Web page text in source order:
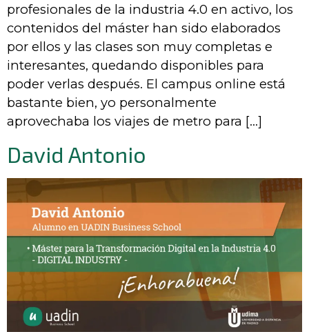
profesionales de la industria 4.0 en activo, los
contenidos del máster han sido elaborados
por ellos y las clases son muy completas e
interesantes, quedando disponibles para
poder verlas después. El campus online está
bastante bien, yo personalmente
aprovechaba los viajes de metro para […]
David Antonio